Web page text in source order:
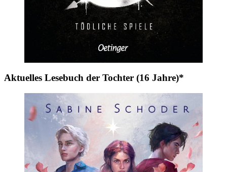
Aktuelles Lesebuch der Tochter (16 Jahre)*